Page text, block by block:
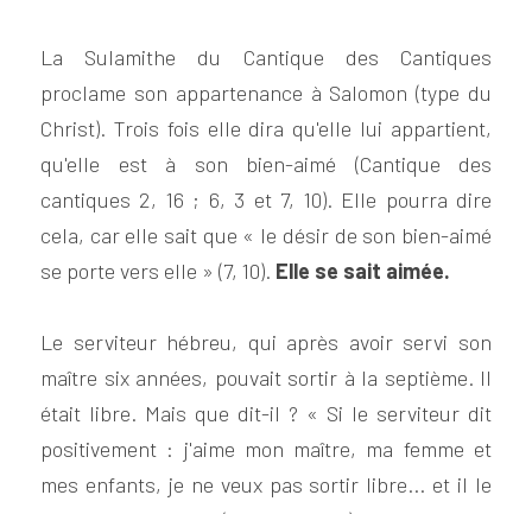
La Sulamithe du Cantique des Cantiques
proclame son appartenance à Salomon (type du
Christ). Trois fois elle dira qu'elle lui appartient,
qu'elle est à son bien-aimé (Cantique des
cantiques 2, 16 ; 6, 3 et 7, 10). Elle pourra dire
cela, car elle sait que « le désir de son bien-aimé
se porte vers elle » (7, 10). Elle se sait aimée.
Le serviteur hébreu, qui après avoir servi son
maître six années, pouvait sortir à la septième. Il
était libre. Mais que dit-il ? « Si le serviteur dit
positivement : j'aime mon maître, ma femme et
mes enfants, je ne veux pas sortir libre... et il le